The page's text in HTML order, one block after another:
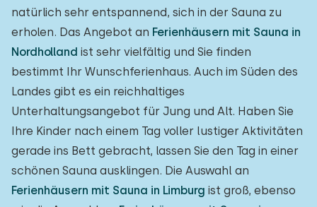
natürlich sehr entspannend, sich in der Sauna zu
erholen. Das Angebot an Ferienhäusern mit Sauna in
Nordholland ist sehr vielfältig und Sie finden
bestimmt Ihr Wunschferienhaus. Auch im Süden des
Landes gibt es ein reichhaltiges
Unterhaltungsangebot für Jung und Alt. Haben Sie
Ihre Kinder nach einem Tag voller lustiger Aktivitäten
gerade ins Bett gebracht, lassen Sie den Tag in einer
schönen Sauna ausklingen. Die Auswahl an
Ferienhäusern mit Sauna in Limburg ist groß, ebenso